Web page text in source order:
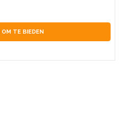
OM TE BIEDEN